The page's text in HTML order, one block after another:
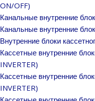
ON/OFF)
Канальные внутренние
Канальные внутренние
Внутренние блоки
Кассетные внутренние
INVERTER)
Кассетные внутренние
INVERTER)